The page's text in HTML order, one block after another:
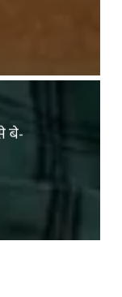
बे-